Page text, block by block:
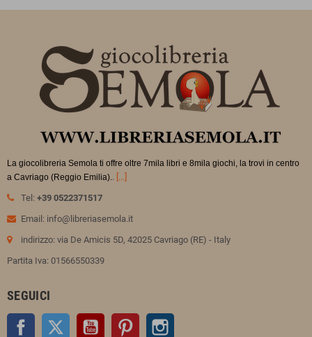
La giocolibreria Semola ti offre oltre 7mila libri e 8mila giochi, la trovi in centro
a Cavriago (Reggio Emilia).. [...]
Tel: +39 0522371517
Email: info@libreriasemola.it
indirizzo: via De Amicis 5D, 42025 Cavriago (RE) - Italy
Partita Iva: 01566550339
SEGUICI
Facebook Twitter YouTube Pinterest